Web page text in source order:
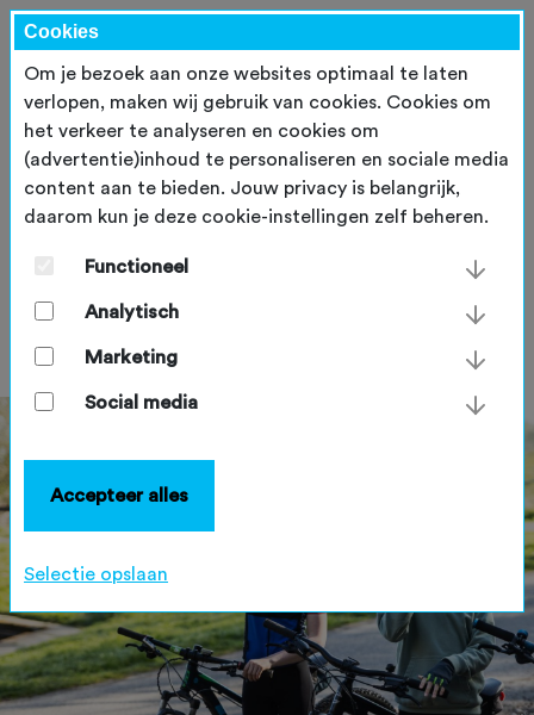
24 uur fietsen voor één doel:
elk kind een fiets
donderdag 4 juni 2026
Cookies
Om je bezoek aan onze websites optimaal te laten
verlopen, maken wij gebruik van cookies. Cookies om
het verkeer te analyseren en cookies om
(advertentie)inhoud te personaliseren en sociale media
content aan te bieden. Jouw privacy is belangrijk,
daarom kun je deze cookie-instellingen zelf beheren.
Functioneel
Analytisch
Marketing
Social media
Accepteer alles
Selectie opslaan